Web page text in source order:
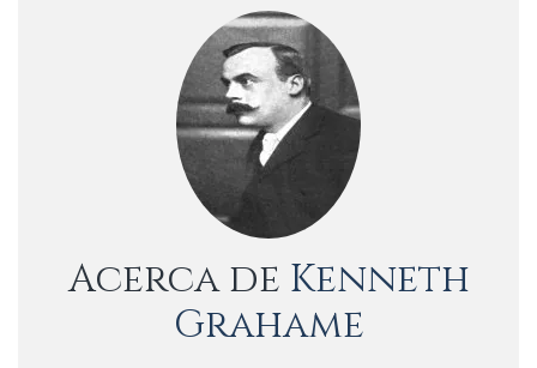
Acerca de Kenneth
Grahame